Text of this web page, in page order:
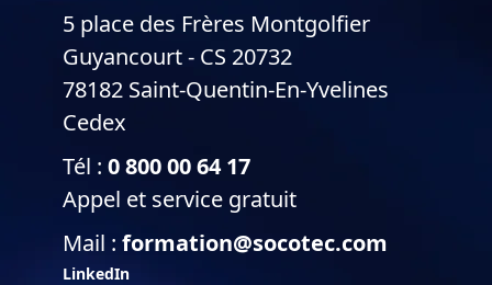
5 place des Frères Montgolfier
Guyancourt - CS 20732
78182 Saint-Quentin-En-Yvelines
Cedex
Tél : 0 800 00 64 17
Appel et service gratuit
Mail : formation@socotec.com
LinkedIn